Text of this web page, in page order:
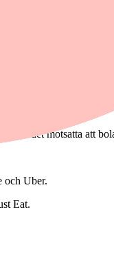
det motsatta att
och Uber.
Eat.